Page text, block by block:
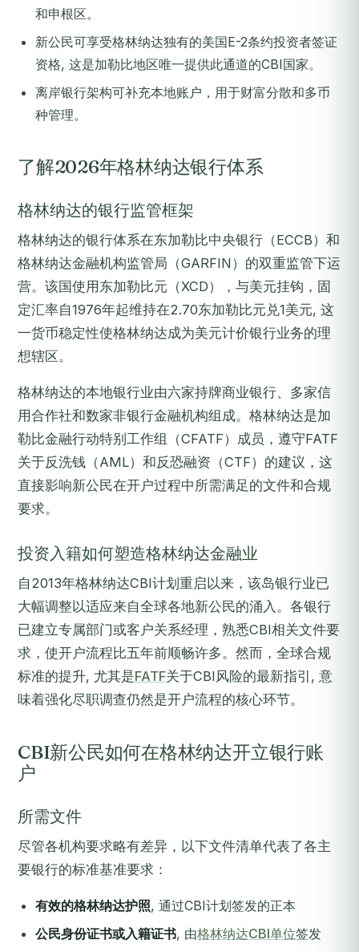
和申根区。
新公民可享受格林纳达独有的美国E-2条约投资者签证
资格, 这是加勒比地区唯一提供此通道的CBI国家。
离岸银行架构可补充本地账户，用于财富分散和多币
种管理。
了解2026年格林纳达银行体系
格林纳达的银行监管框架
格林纳达的银行体系在东加勒比中央银行（ECCB）和
格林纳达金融机构监管局（GARFIN）的双重监管下运
营。该国使用东加勒比元（XCD），与美元挂钩，固
定汇率自1976年起维持在2.70东加勒比元兑1美元, 这
一货币稳定性使格林纳达成为美元计价银行业务的理
想辖区。
格林纳达的本地银行业由六家持牌商业银行、多家信
用合作社和数家非银行金融机构组成。格林纳达是加
勒比金融行动特别工作组（CFATF）成员，遵守FATF
关于反洗钱（AML）和反恐融资（CTF）的建议，这
直接影响新公民在开户过程中所需满足的文件和合规
要求。
投资入籍如何塑造格林纳达金融业
自2013年格林纳达CBI计划重启以来，该岛银行业已
大幅调整以适应来自全球各地新公民的涌入。各银行
已建立专属部门或客户关系经理，熟悉CBI相关文件要
求，使开户流程比五年前顺畅许多。然而，全球合规
标准的提升, 尤其是FATF关于CBI风险的最新指引, 意
味着强化尽职调查仍然是开户流程的核心环节。
CBI新公民如何在格林纳达开立银行账
户
所需文件
尽管各机构要求略有差异，以下文件清单代表了各主
要银行的标准基准要求：
有效的格林纳达护照, 通过CBI计划签发的正本
公民身份证书或入籍证书, 由格林纳达CBI单位签发